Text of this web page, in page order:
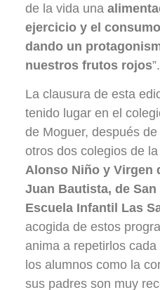
de la vida una
ejercicio y el
dando un
nuestros frutos rojos”.
La clausura de esta
tenido lugar en el
de Moguer, después
otros dos colegios de
Alonso Niño y Virgen
Juan Bautista, de
Escuela Infantil Las
acogida de estos
anima a repetirlos
los alumnos como la
sus padres son muy